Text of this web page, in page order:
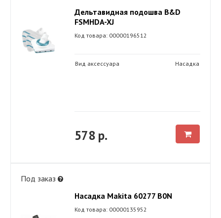
Дельтавидная подошва B&D
FSMHDA-XJ
Код товара: 00000196512
Вид аксессуара Насадка
578 р.
Под заказ
Насадка Makita 60277 B0N
Код товара: 00000135952